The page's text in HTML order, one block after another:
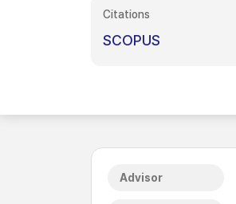
Citations
SCOPUS
Advisor